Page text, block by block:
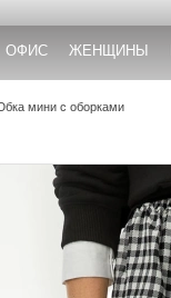
ОФИС ЖЕНЩИНЫ
мини с оборками